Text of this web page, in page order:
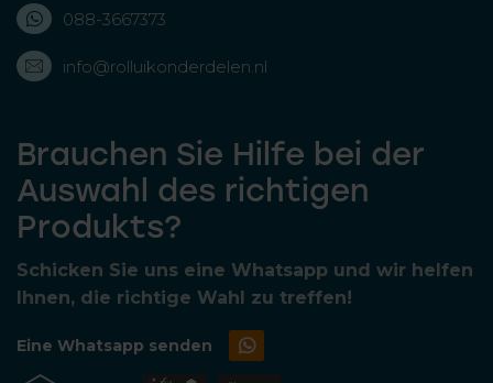
088-3667373
info@rolluikonderdelen.nl
Brauchen Sie Hilfe bei der
Auswahl des richtigen
Produkts?
Schicken Sie uns eine Whatsapp und wir helfen
Ihnen, die richtige Wahl zu treffen!
Eine Whatsapp senden